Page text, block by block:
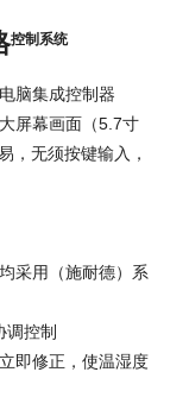
控制系统
脑集成控制器
屏幕画面（5.7寸
，无须按键输入，
采用（施耐德）系
调控制
即修正，使温湿度